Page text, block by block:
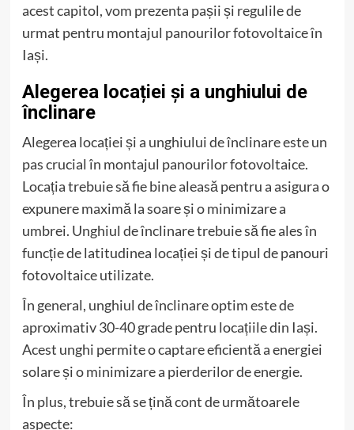
acest capitol, vom prezenta pașii și regulile de
urmat pentru montajul panourilor fotovoltaice în
Iași.
Alegerea locației și a unghiului de
înclinare
Alegerea locației și a unghiului de înclinare este un
pas crucial în montajul panourilor fotovoltaice.
Locația trebuie să fie bine aleasă pentru a asigura o
expunere maximă la soare și o minimizare a
umbrei. Unghiul de înclinare trebuie să fie ales în
funcție de latitudinea locației și de tipul de panouri
fotovoltaice utilizate.
În general, unghiul de înclinare optim este de
aproximativ 30-40 grade pentru locațiile din Iași.
Acest unghi permite o captare eficientă a energiei
solare și o minimizare a pierderilor de energie.
În plus, trebuie să se țină cont de următoarele
aspecte: